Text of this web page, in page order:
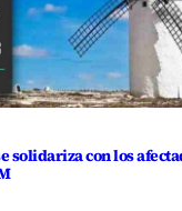
solidariza con los